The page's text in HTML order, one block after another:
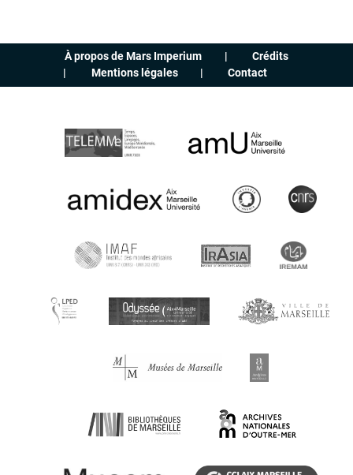
À propos de Mars Imperium
Crédits
Mentions légales
Contact